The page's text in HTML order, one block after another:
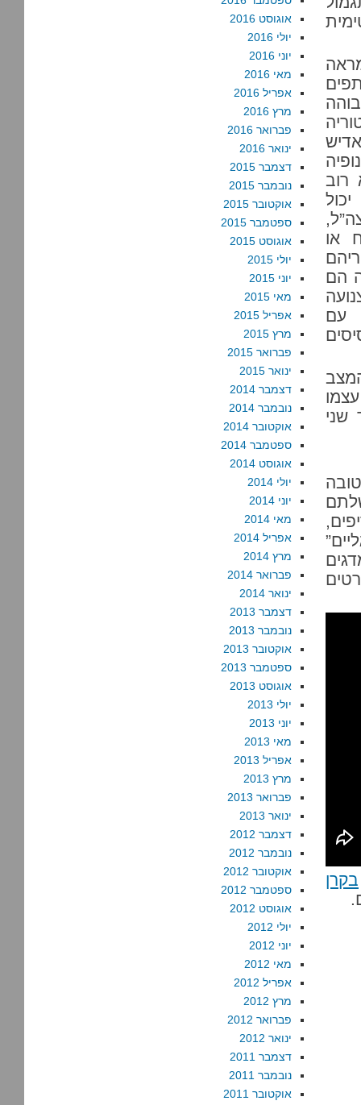
רוב
או
הם
עם
שני
בקרן
אוגוסט 2016
יולי 2016
יוני 2016
מאי 2016
אפריל 2016
מרץ 2016
פברואר 2016
ינואר 2016
דצמבר 2015
נובמבר 2015
אוקטובר 2015
ספטמבר 2015
אוגוסט 2015
יולי 2015
יוני 2015
מאי 2015
אפריל 2015
מרץ 2015
פברואר 2015
ינואר 2015
דצמבר 2014
נובמבר 2014
אוקטובר 2014
ספטמבר 2014
אוגוסט 2014
יולי 2014
יוני 2014
מאי 2014
אפריל 2014
מרץ 2014
פברואר 2014
ינואר 2014
דצמבר 2013
נובמבר 2013
אוקטובר 2013
ספטמבר 2013
אוגוסט 2013
יולי 2013
יוני 2013
מאי 2013
אפריל 2013
מרץ 2013
פברואר 2013
ינואר 2013
דצמבר 2012
נובמבר 2012
אוקטובר 2012
ספטמבר 2012
אוגוסט 2012
יולי 2012
יוני 2012
מאי 2012
אפריל 2012
מרץ 2012
פברואר 2012
ינואר 2012
דצמבר 2011
נובמבר 2011
אוקטובר 2011